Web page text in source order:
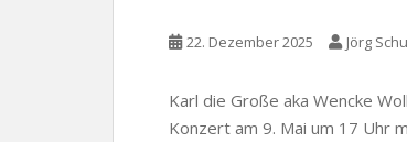
22. Dezember 2025 Jörg
Karl die Große aka Wencke
Konzert am 9. Mai um 17 Uhr